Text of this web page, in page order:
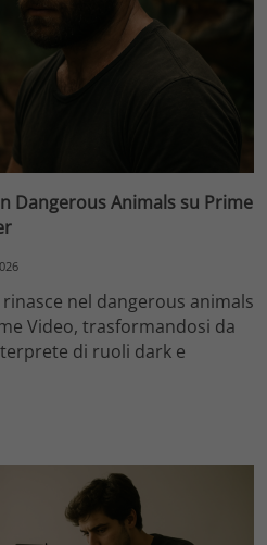
Dangerous Animals su Prime
nel dangerous animals
Video, trasformandosi da
di ruoli dark e